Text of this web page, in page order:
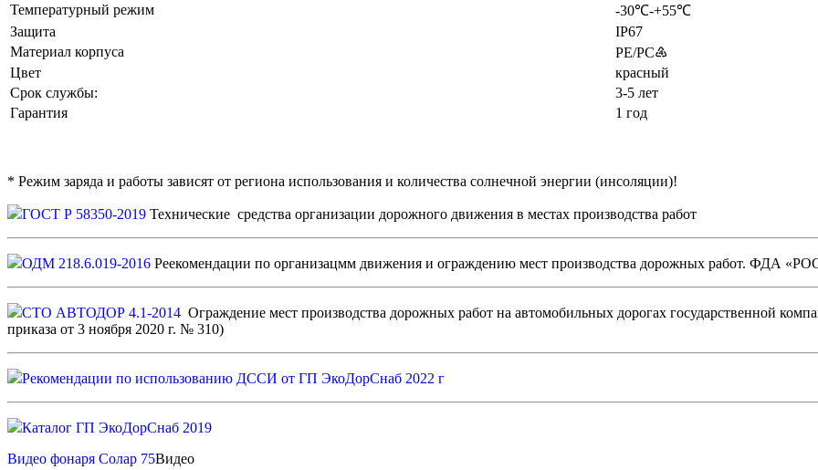
Температурный режим
-30℃-+55℃
Защита
IP67
Материал корпуса
PE/PC♶
Цвет
красный
Срок службы:
3-5 лет
Гарантия
1 год
* Режим заряда и работы зависят от региона использования и количества солнечной энергии (инсоляции)!
ГОСТ Р 58350-2019 Технические средства организации дорожного движения в местах производства работ
ОДМ 218.6.019-2016 Реекомендации по организацмм движения и ограждению мест производства дорожных работ. ФДА
СТО АВТОДОР 4.1-2014 Ограждение мест производства дорожных работ на автомобильных дорогах государственной
приказа от 3 ноября 2020 г. № 310)
Рекомендации по использованию ДССИ от ГП ЭкоДорСнаб 2022 г
Каталог ГП ЭкоДорСнаб 2019
Видео фонаря Солар 75Видео